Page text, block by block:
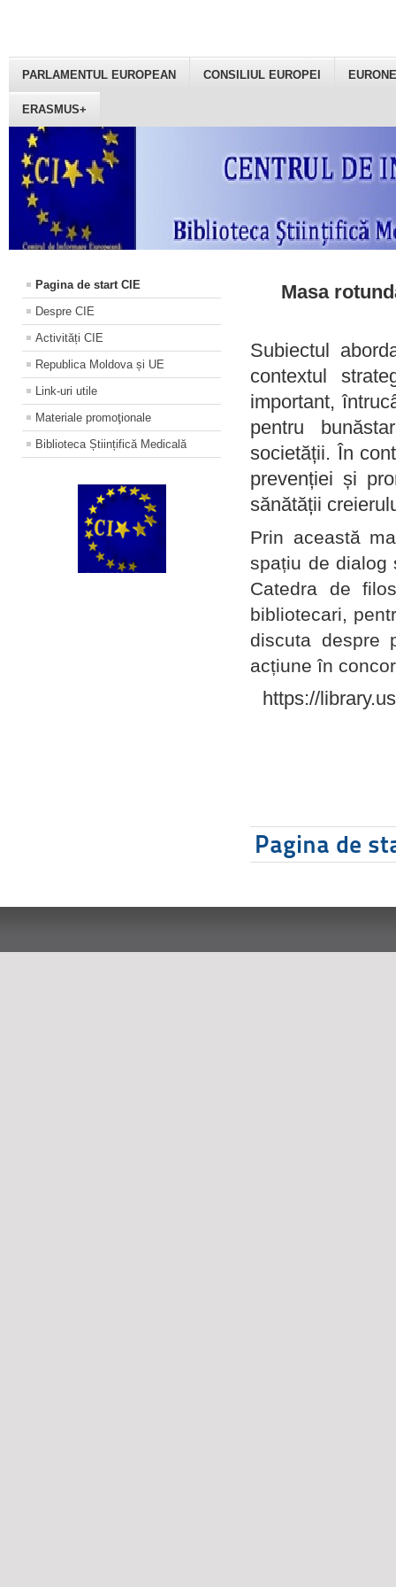
PARLAMENTUL EUROPEAN CONSILIUL EUROPEI
ERASMUS+
Pagina de start CIE
Despre CIE
Activități CIE
Republica Moldova și UE
Link-uri utile
Materiale promoţionale
Biblioteca Științifică Medicală
Masa
Subiectul
contextul
important,
pentru
societății. În
prevenției și
sănătății
Prin această
spațiu de dialog
Catedra de
bibliotecari,
discuta despre
acțiune în
https://
Pagina de